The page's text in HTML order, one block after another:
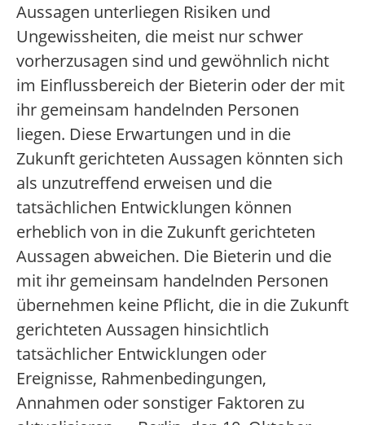
Aussagen unterliegen Risiken und
Ungewissheiten, die meist nur schwer
vorherzusagen sind und gewöhnlich nicht
im Einflussbereich der Bieterin oder der mit
ihr gemeinsam handelnden Personen
liegen. Diese Erwartungen und in die
Zukunft gerichteten Aussagen könnten sich
als unzutreffend erweisen und die
tatsächlichen Entwicklungen können
erheblich von in die Zukunft gerichteten
Aussagen abweichen. Die Bieterin und die
mit ihr gemeinsam handelnden Personen
übernehmen keine Pflicht, die in die Zukunft
gerichteten Aussagen hinsichtlich
tatsächlicher Entwicklungen oder
Ereignisse, Rahmenbedingungen,
Annahmen oder sonstiger Faktoren zu